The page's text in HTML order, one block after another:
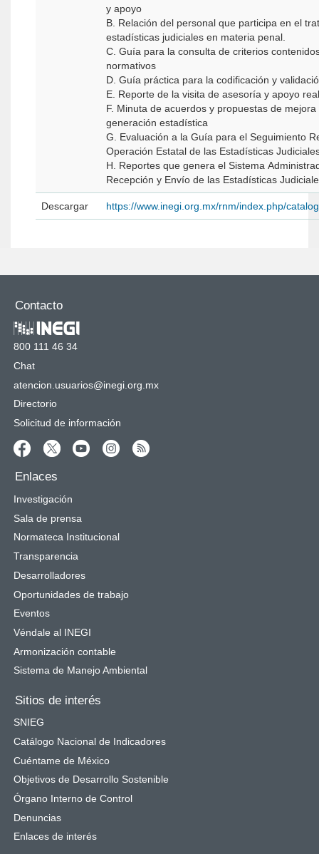
y apoyo
B. Relación del personal que participa en el
estadísticas judiciales en materia penal.
C. Guía para la consulta de criterios
normativos
D. Guía práctica para la codificación y
E. Reporte de la visita de asesoría y apoyo
F. Minuta de acuerdos y propuestas de
generación estadística
G. Evaluación a la Guía para el Seguimiento
Operación Estatal de las Estadísticas
H. Reportes que genera el Sistema
Recepción y Envío de las Estadísticas
Descargar https://www.inegi.org.mx/rnm/index.php/
Contacto
800 111 46 34
Chat
atencion.usuarios@inegi.org.mx
Directorio
Solicitud de información
Enlaces
Investigación
Sala de prensa
Normateca Institucional
Transparencia
Desarrolladores
Oportunidades de trabajo
Eventos
Véndale al INEGI
Armonización contable
Sistema de Manejo Ambiental
Sitios de interés
SNIEG
Catálogo Nacional de Indicadores
Cuéntame de México
Objetivos de Desarrollo Sostenible
Órgano Interno de Control
Denuncias
Enlaces de interés